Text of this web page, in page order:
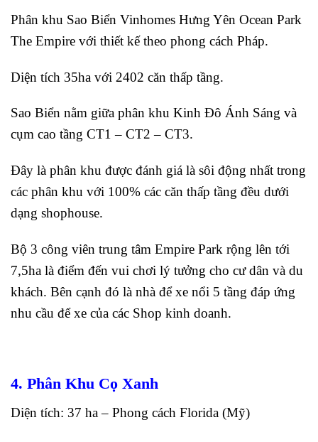
Phân khu Sao Biển Vinhomes Hưng Yên Ocean Park
The Empire với thiết kế theo phong cách Pháp.
Diện tích 35ha với 2402 căn thấp tầng.
Sao Biển nằm giữa phân khu Kinh Đô Ánh Sáng và
cụm cao tầng CT1 – CT2 – CT3.
Đây là phân khu được đánh giá là sôi động nhất trong
các phân khu với 100% các căn thấp tầng đều dưới
dạng shophouse.
Bộ 3 công viên trung tâm Empire Park rộng lên tới
7,5ha là điểm đến vui chơi lý tưởng cho cư dân và du
khách. Bên cạnh đó là nhà để xe nổi 5 tầng đáp ứng
nhu cầu để xe của các Shop kinh doanh.
4. Phân Khu Cọ Xanh
Diện tích: 37 ha – Phong cách Florida (Mỹ)